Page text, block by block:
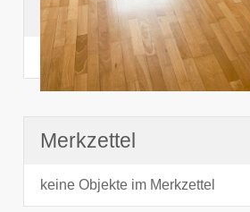
Suchhistorie
noch nichts angesehen
Merkzettel
keine Objekte im Merkzettel